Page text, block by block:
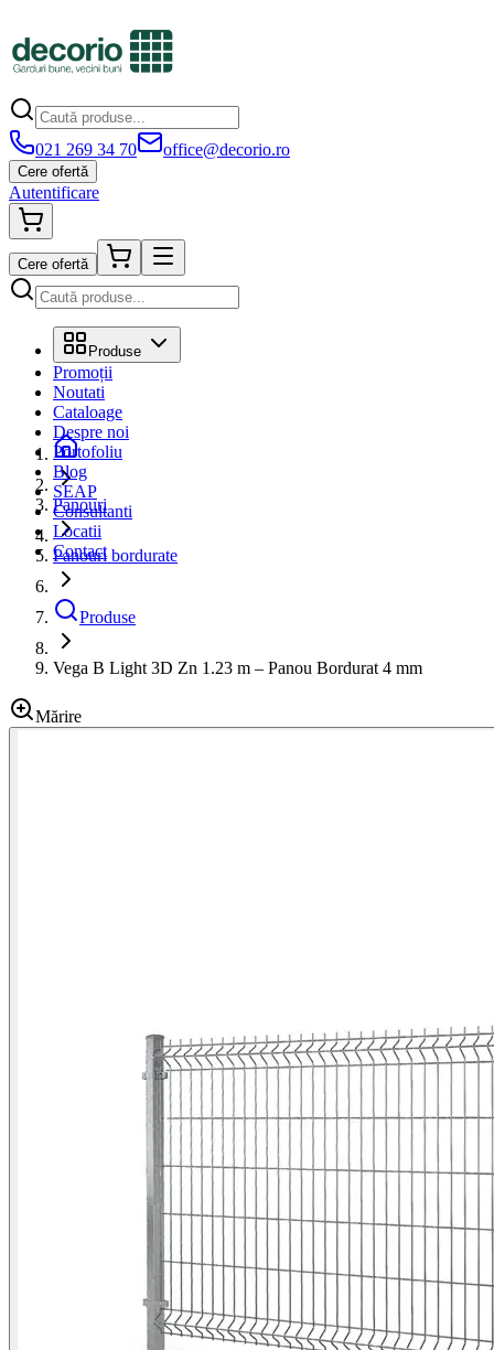
021 269 34 70 office@decorio.ro
Cere ofertă
Autentificare
Cere ofertă
Produse
Promoții
Noutati
Cataloage
Despre noi
Portofoliu
Blog
SEAP
Consultanti
Locatii
Contact
Panouri
Panouri bordurate
Produse
Vega B Light 3D Zn 1.23 m – Panou Bordurat 4 mm
Mărire